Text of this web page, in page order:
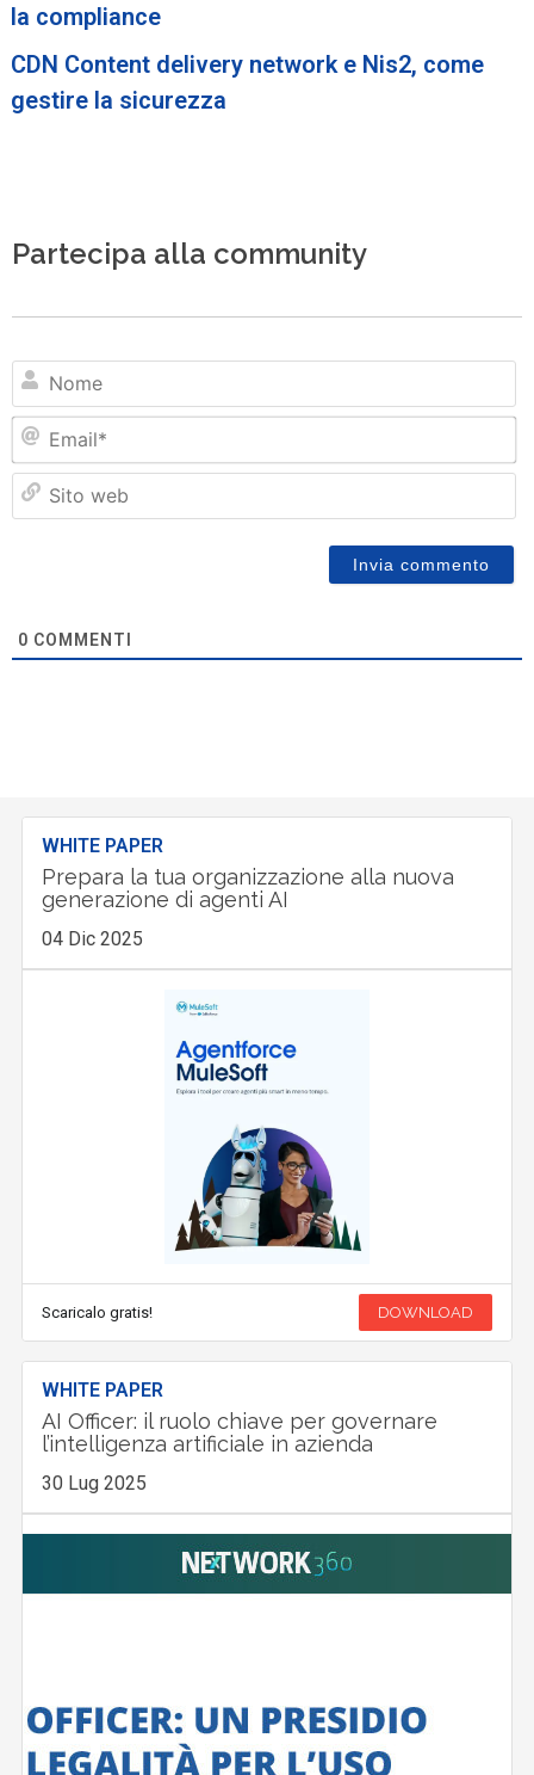
la compliance
CDN Content delivery network e Nis2, come
gestire la sicurezza
Partecipa alla community
0 COMMENTI
WHITE PAPER
Prepara la tua organizzazione alla nuova
generazione di agenti AI
04 Dic 2025
Scaricalo gratis! DOWNLOAD
WHITE PAPER
AI Officer: il ruolo chiave per governare
l’intelligenza artificiale in azienda
30 Lug 2025